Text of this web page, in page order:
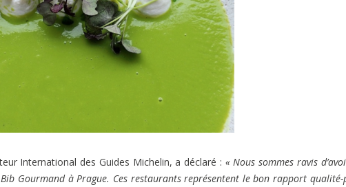
International des Guides Michelin, a déclaré : « Nous sommes ravis
Gourmand à Prague. Ces restaurants représentent le bon rapport